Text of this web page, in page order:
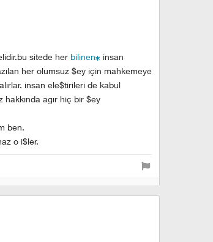
sitede her bilinen
insan
her olumsuz $ey için mahkemeye
insan ele$tirileri de kabul
hakkında agır hiç bir $ey
ben.
o i$ler.